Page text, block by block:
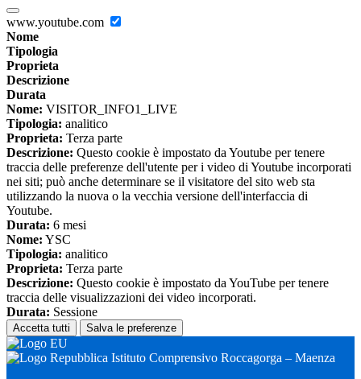
www.youtube.com
Nome
Tipologia
Proprieta
Descrizione
Durata
Nome: VISITOR_INFO1_LIVE
Tipologia: analitico
Proprieta: Terza parte
Descrizione: Questo cookie è impostato da Youtube per tenere
traccia delle preferenze dell'utente per i video di Youtube incorporati
nei siti; può anche determinare se il visitatore del sito web sta
utilizzando la nuova o la vecchia versione dell'interfaccia di
Youtube.
Durata: 6 mesi
Nome: YSC
Tipologia: analitico
Proprieta: Terza parte
Descrizione: Questo cookie è impostato da YouTube per tenere
traccia delle visualizzazioni dei video incorporati.
Durata: Sessione
Accetta tutti Salva le preferenze
Istituto Comprensivo Roccagorga – Maenza